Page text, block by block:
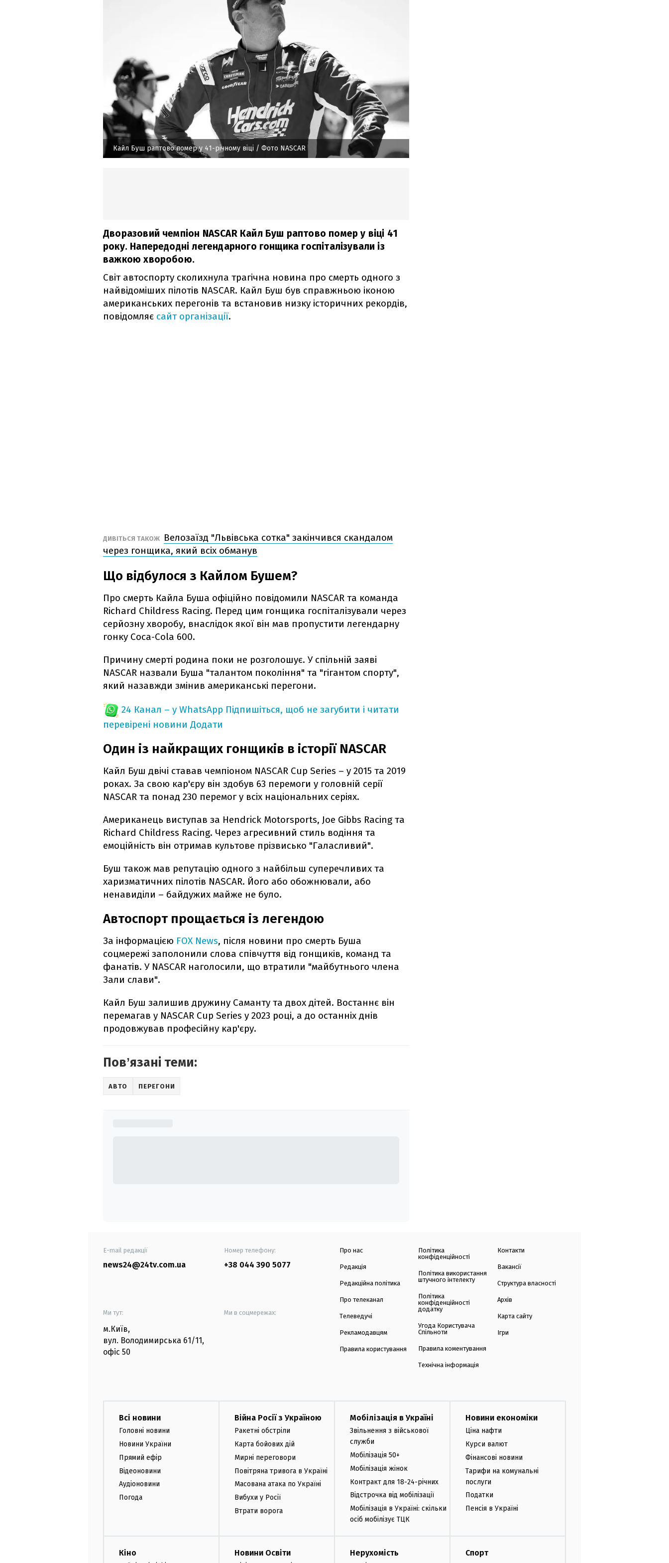
Кайл Буш раптово помер у 41-річному віці / Фото NASCAR
Дворазовий чемпіон NASCAR Кайл Буш раптово помер у віці 41
року. Напередодні легендарного гонщика госпіталізували із
важкою хворобою.
Світ автоспорту сколихнула трагічна новина про смерть одного з
найвідоміших пілотів NASCAR. Кайл Буш був справжньою іконою
американських перегонів та встановив низку історичних рекордів,
повідомляє cайт організації.
ДИВІТЬСЯ ТАКОЖ
Велозаїзд "Львівська сотка" закінчився скандалом
через гонщика, який всіх обманув
Що відбулося з Кайлом Бушем?
Про смерть Кайла Буша офіційно повідомили NASCAR та команда
Richard Childress Racing. Перед цим гонщика госпіталізували через
серйозну хворобу, внаслідок якої він мав пропустити легендарну
гонку Coca-Cola 600.
Причину смерті родина поки не розголошує. У спільній заяві
NASCAR назвали Буша "талантом покоління" та "гігантом спорту",
який назавжди змінив американські перегони.
24 Канал – у WhatsApp Підпишіться, щоб не загубити і читати
перевірені новини Додати
Один із найкращих гонщиків в історії NASCAR
Кайл Буш двічі ставав чемпіоном NASCAR Cup Series – у 2015 та 2019
роках. За свою кар'єру він здобув 63 перемоги у головній серії
NASCAR та понад 230 перемог у всіх національних серіях.
Американець виступав за Hendrick Motorsports, Joe Gibbs Racing та
Richard Childress Racing. Через агресивний стиль водіння та
емоційність він отримав культове прізвисько "Галасливий".
Буш також мав репутацію одного з найбільш суперечливих та
харизматичних пілотів NASCAR. Його або обожнювали, або
ненавиділи – байдужих майже не було.
Автоспорт прощається із легендою
За інформацією FOX News, після новини про смерть Буша
соцмережі заполонили слова співчуття від гонщиків, команд та
фанатів. У NASCAR наголосили, що втратили "майбутнього члена
Зали слави".
Кайл Буш залишив дружину Саманту та двох дітей. Востаннє він
перемагав у NASCAR Cup Series у 2023 році, а до останніх днів
продовжував професійну кар'єру.
Повʼязані теми:
АВТО ПЕРЕГОНИ
E-mail редакції
news24@24tv.com.ua
Номер телефону:
+38 044 390 5077
Ми тут:
м.Київ,
вул. Володимирська 61/11,
офіс 50
Ми в соцмережах:
Про нас
Редакція
Редакційна політика
Про телеканал
Телеведучі
Рекламодавцям
Правила користування
Політика
конфіденційності
Політика використання
штучного інтелекту
Політика
конфіденційності
додатку
Угода Користувача
Спільноти
Правила коментування
Технічна інформація
Контакти
Вакансії
Структура власності
Архів
Карта сайту
Ігри
Всі новини
Головні новини
Новини України
Прямий ефір
Відеоновини
Аудіоновини
Погода
Війна Росії з Україною
Ракетні обстріли
Карта бойових дій
Мирні переговори
Повітряна тривога в Україні
Масована атака по Україні
Вибухи у Росії
Втрати ворога
Мобілізація в Україні
Звільнення з військової
служби
Мобілізація 50+
Мобілізація жінок
Контракт для 18-24-річних
Відстрочка від мобілізації
Мобілізація в Україні: скільки
осіб мобілізує ТЦК
Новини економіки
Ціна нафти
Курси валют
Фінансові новини
Тарифи на комунальні
послуги
Податки
Пенсія в Україні
Кіно Новини Освіти Нерухомість Спорт